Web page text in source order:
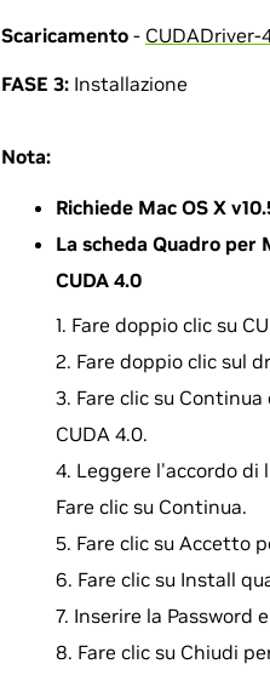
Scaricamento - CUDADriver-
FASE 3: Installazione
Nota:
Richiede Mac OS X
La scheda Quadro per
CUDA 4.0
Fare doppio clic su
Fare doppio clic sul
Fare clic su
CUDA 4.0.
Leggere l'accordo di
Fare clic su Continua.
Fare clic su Accetto
Fare clic su Install
Inserire la Password
Fare clic su Chiudi